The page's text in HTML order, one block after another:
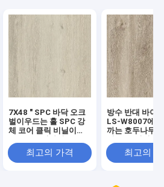
7X48 " SPC 바닥 오크
벌이우드는 홀 SPC 강
체 코어 클릭 비닐이
W7222-1에 바닥을 깔
면서 낟알로 됩니다
최고의 가격
방수 반대 바이
LS-W8007에
까는 호두나무
최고의